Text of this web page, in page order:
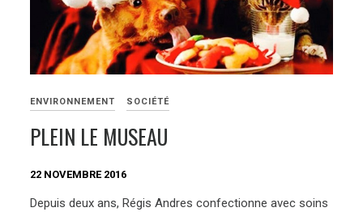
ENVIRONNEMENT SOCIÉTÉ
PLEIN LE MUSEAU
22 NOVEMBRE 2016
Depuis deux ans, Régis Andres confectionne avec soins